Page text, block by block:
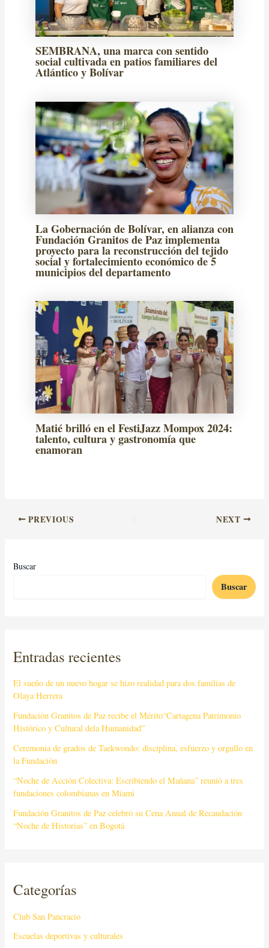
SEMBRANA, una marca con sentido
social cultivada en patios familiares del
Atlántico y Bolívar
La Gobernación de Bolívar, en alianza con
Fundación Granitos de Paz implementa
proyecto para la reconstrucción del tejido
social y fortalecimiento económico de 5
municipios del departamento
Matié brilló en el FestiJazz Mompox 2024:
talento, cultura y gastronomía que
enamoran
PREVIOUS NEXT
Buscar
Buscar
Entradas recientes
El sueño de un nuevo hogar se hizo realidad para dos familias de
Olaya Herrera
Fundación Granitos de Paz recibe el Mérito“Cartagena Patrimonio
Histórico y Cultural dela Humanidad”
Ceremonia de grados de Taekwondo: disciplina, esfuerzo y orgullo en
la Fundación
“Noche de Acción Colectiva: Escribiendo el Mañana” reunió a tres
fundaciones colombianas en Miami
Fundación Granitos de Paz celebró su Cena Anual de Recaudación
“Noche de Historias” en Bogotá
Categorías
Club San Pancracio
Escuelas deportivas y culturales